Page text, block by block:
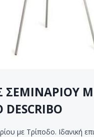
ΣΕΜΙΝΑΡΙΟΥ
με Τρίποδο. Ιδανική